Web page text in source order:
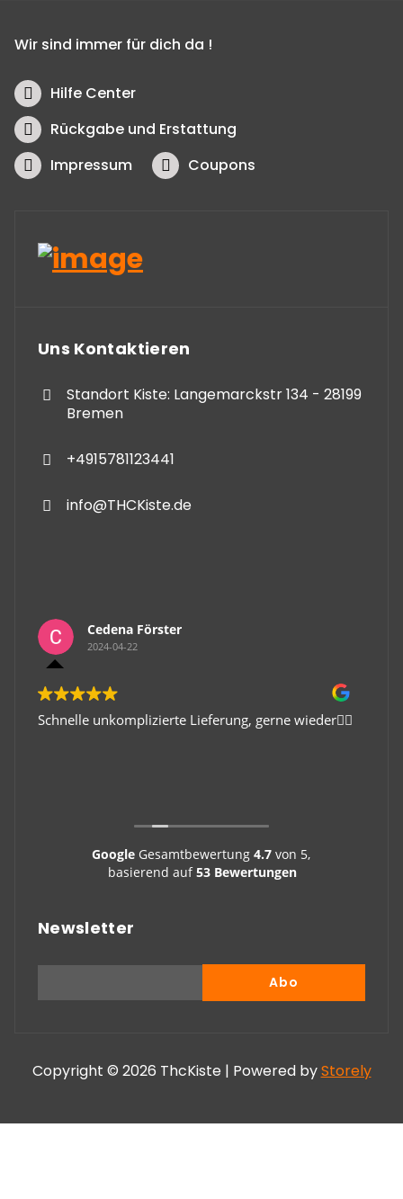
Wir sind immer für dich da !
Hilfe Center
Rückgabe und Erstattung
Impressum
Coupons
Uns Kontaktieren
Standort Kiste: Langemarckstr 134 - 28199
Bremen
+4915781123441
info@THCKiste.de
Cedena Förster
2024-04-22
Schnelle unkomplizierte Lieferung, gerne wieder👍🏻
GoogleGesamtbewertung 4.7von 5,
basierend auf53 Bewertungen
Newsletter
Copyright © 2026 ThcKiste | Powered byStorely